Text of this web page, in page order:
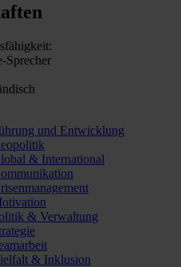
Sprecher
und Entwicklung
& International
& Verwaltung
& Inklusion